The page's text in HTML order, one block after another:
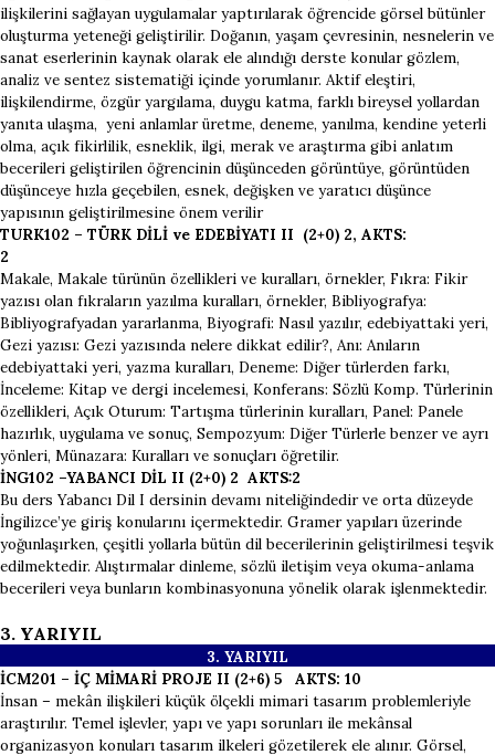
ilişkilerini sağlayan uygulamalar yaptırılarak öğrencide görsel bütünler
oluşturma yeteneği geliştirilir. Doğanın, yaşam çevresinin, nesnelerin ve
sanat eserlerinin kaynak olarak ele alındığı derste konular gözlem,
analiz ve sentez sistematiği içinde yorumlanır. Aktif eleştiri,
ilişkilendirme, özgür yargılama, duygu katma, farklı bireysel yollardan
yanıta ulaşma, yeni anlamlar üretme, deneme, yanılma, kendine yeterli
olma, açık fikirlilik, esneklik, ilgi, merak ve araştırma gibi anlatım
becerileri geliştirilen öğrencinin düşünceden görüntüye, görüntüden
düşünceye hızla geçebilen, esnek, değişken ve yaratıcı düşünce
yapısının geliştirilmesine önem verilir
TURK102 – TÜRK DİLİ ve EDEBİYATI II (2+0) 2, AKTS:
2
Makale, Makale türünün özellikleri ve kuralları, örnekler, Fıkra: Fikir
yazısı olan fıkraların yazılma kuralları, örnekler, Bibliyografya:
Bibliyografyadan yararlanma, Biyografi: Nasıl yazılır, edebiyattaki yeri,
Gezi yazısı: Gezi yazısında nelere dikkat edilir?, Anı: Anıların
edebiyattaki yeri, yazma kuralları, Deneme: Diğer türlerden farkı,
İnceleme: Kitap ve dergi incelemesi, Konferans: Sözlü Komp. Türlerinin
özellikleri, Açık Oturum: Tartışma türlerinin kuralları, Panel: Panele
hazırlık, uygulama ve sonuç, Sempozyum: Diğer Türlerle benzer ve ayrı
yönleri, Münazara: Kuralları ve sonuçları öğretilir.
İNG102 –YABANCI DİL II (2+0) 2 AKTS:2
Bu ders Yabancı Dil I dersinin devamı niteliğindedir ve orta düzeyde
İngilizce’ye giriş konularını içermektedir. Gramer yapıları üzerinde
yoğunlaşırken, çeşitli yollarla bütün dil becerilerinin geliştirilmesi teşvik
edilmektedir. Alıştırmalar dinleme, sözlü iletişim veya okuma-anlama
becerileri veya bunların kombinasyonuna yönelik olarak işlenmektedir.
3. YARIYIL
3. YARIYIL
İCM201 – İÇ MİMARİ PROJE II (2+6) 5 AKTS: 10
İnsan – mekân ilişkileri küçük ölçekli mimari tasarım problemleriyle
araştırılır. Temel işlevler, yapı ve yapı sorunları ile mekânsal
organizasyon konuları tasarım ilkeleri gözetilerek ele alınır. Görsel,